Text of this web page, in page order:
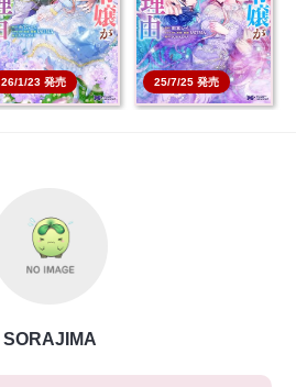
26/1/23 発売
本を買う
25/7/25 発売
本を買う
SORAJIMA